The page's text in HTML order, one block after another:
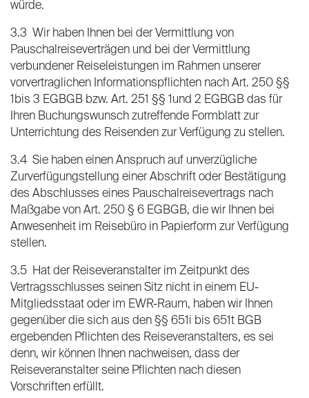
würde.
3.3 Wir haben Ihnen bei der Vermittlung von
Pauschalreiseverträgen und bei der Vermittlung
verbundener Reiseleistungen im Rahmen unserer
vorvertraglichen Informationspflichten nach Art. 250 §§
1bis 3 EGBGB bzw. Art. 251 §§ 1und 2 EGBGB das für
Ihren Buchungswunsch zutreffende Formblatt zur
Unterrichtung des Reisenden zur Verfügung zu stellen.
3.4 Sie haben einen Anspruch auf unverzügliche
Zurverfügungstellung einer Abschrift oder Bestätigung
des Abschlusses eines Pauschalreisevertrags nach
Maßgabe von Art. 250 § 6 EGBGB, die wir Ihnen bei
Anwesenheit im Reisebüro in Papierform zur Verfügung
stellen.
3.5 Hat der Reiseveranstalter im Zeitpunkt des
Vertragsschlusses seinen Sitz nicht in einem EU-
Mitgliedsstaat oder im EWR-Raum, haben wir Ihnen
gegenüber die sich aus den §§ 651i bis 651t BGB
ergebenden Pflichten des Reiseveranstalters, es sei
denn, wir können Ihnen nachweisen, dass der
Reiseveranstalter seine Pflichten nach diesen
Vorschriften erfüllt.